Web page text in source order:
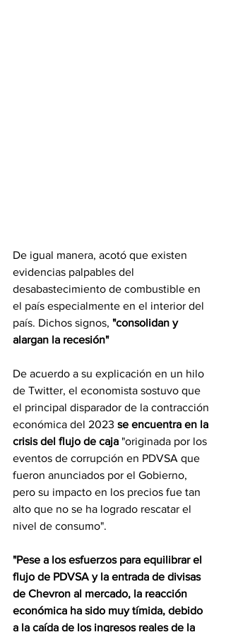
De igual manera, acotó que existen
evidencias palpables del
desabastecimiento de combustible en
el país especialmente en el interior del
país. Dichos signos, "consolidan y
alargan la recesión"
De acuerdo a su explicación en un hilo
de Twitter, el economista sostuvo que
el principal disparador de la contracción
económica del 2023 se encuentra en la
crisis del flujo de caja "originada por los
eventos de corrupción en PDVSA que
fueron anunciados por el Gobierno,
pero su impacto en los precios fue tan
alto que no se ha logrado rescatar el
nivel de consumo".
"Pese a los esfuerzos para equilibrar el
flujo de PDVSA y la entrada de divisas
de Chevron al mercado, la reacción
económica ha sido muy tímida, debido
a la caída de los ingresos reales de la